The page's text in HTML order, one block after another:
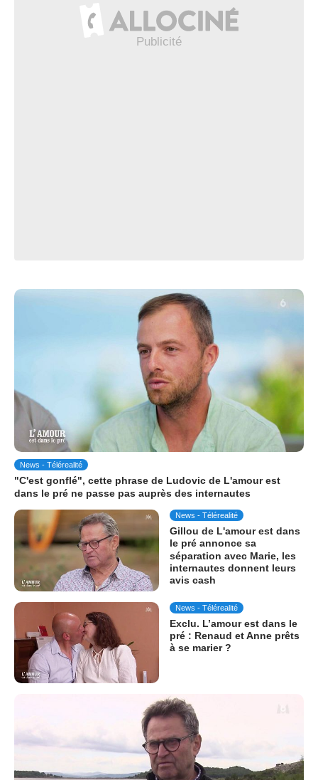
News - Télérealité
"C'est gonflé", cette phrase de Ludovic de L'amour est
dans le pré ne passe pas auprès des internautes
News - Télérealité
Gillou de L'amour est dans
le pré annonce sa
séparation avec Marie, les
internautes donnent leurs
avis cash
News - Télérealité
Exclu. L’amour est dans le
pré : Renaud et Anne prêts
à se marier ?